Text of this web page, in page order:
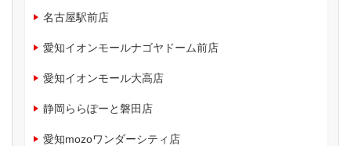
名古屋駅前店
愛知イオンモールナゴヤドーム前店
愛知イオンモール大高店
静岡ららぽーと磐田店
愛知mozoワンダーシティ店